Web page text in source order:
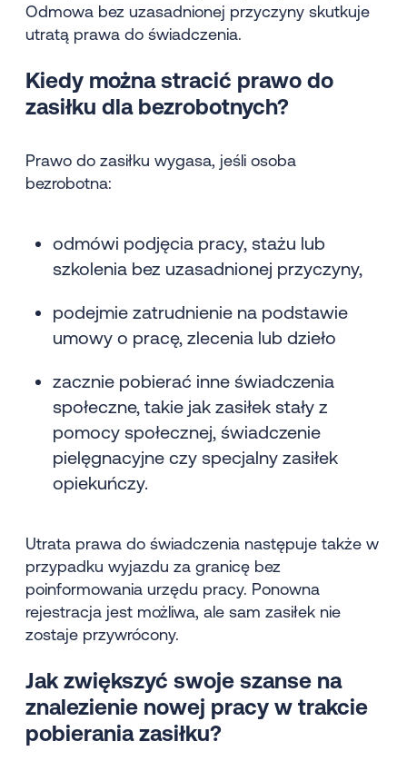
Odmowa bez uzasadnionej przyczyny skutkuje
utratą prawa do świadczenia.
Kiedy można stracić prawo do
zasiłku dla bezrobotnych?
Prawo do zasiłku wygasa, jeśli osoba
bezrobotna:
odmówi podjęcia pracy, stażu lub
szkolenia bez uzasadnionej przyczyny,
podejmie zatrudnienie na podstawie
umowy o pracę, zlecenia lub dzieło
zacznie pobierać inne świadczenia
społeczne, takie jak zasiłek stały z
pomocy społecznej, świadczenie
pielęgnacyjne czy specjalny zasiłek
opiekuńczy.
Utrata prawa do świadczenia następuje także w
przypadku wyjazdu za granicę bez
poinformowania urzędu pracy. Ponowna
rejestracja jest możliwa, ale sam zasiłek nie
zostaje przywrócony.
Jak zwiększyć swoje szanse na
znalezienie nowej pracy w trakcie
pobierania zasiłku?